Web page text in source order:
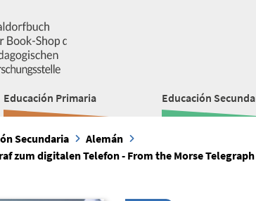
Educación Primaria Educación
Secundaria
Alemán
zum digitalen Telefon - From the Morse